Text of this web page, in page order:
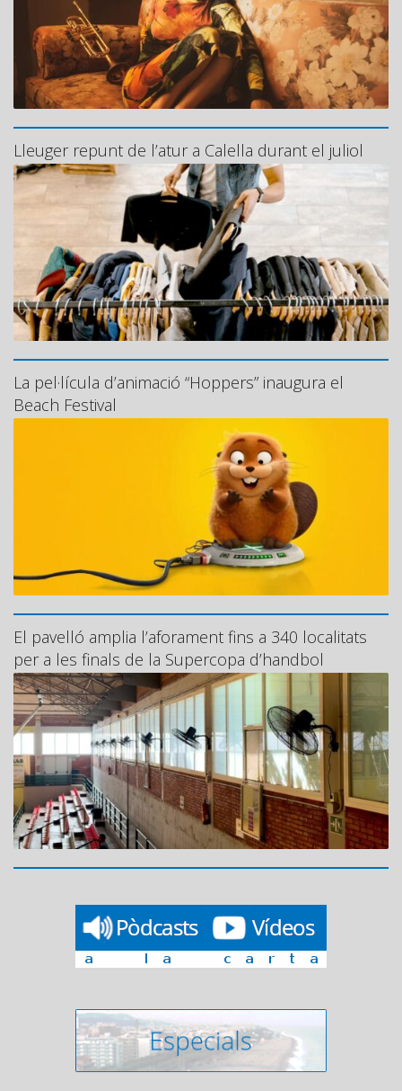
Lleuger repunt de l’atur a Calella durant el juliol
La pel·lícula d’animació “Hoppers” inaugura el
Beach Festival
El pavelló amplia l’aforament fins a 340 localitats
per a les finals de la Supercopa d’handbol